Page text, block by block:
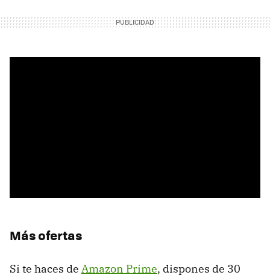
Más ofertas
Si te haces de Amazon Prime, dispones de 30